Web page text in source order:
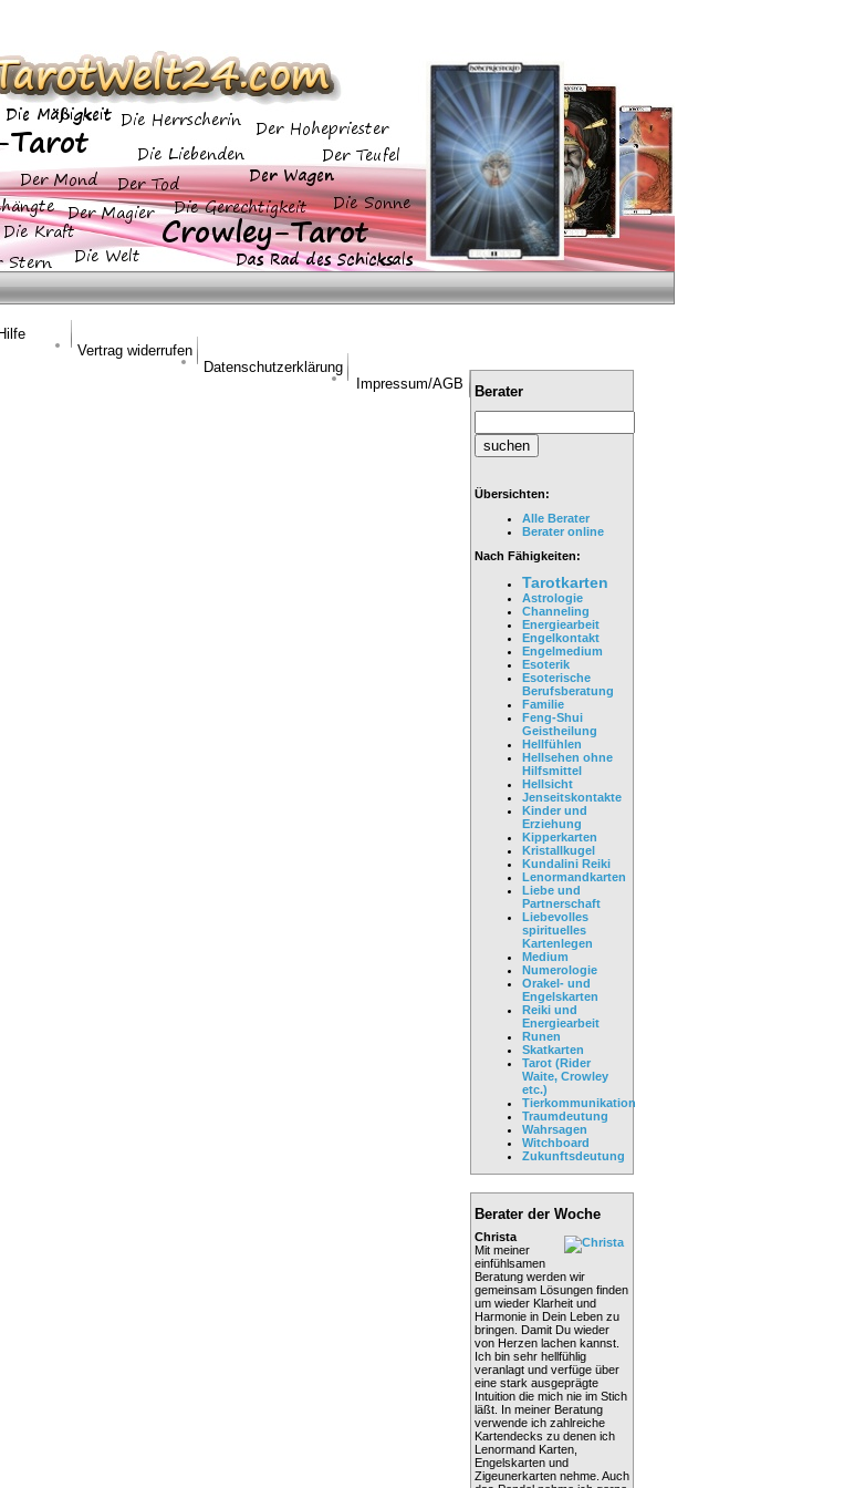
Hilfe
Vertrag widerrufen
Datenschutzerklärung
Impressum/AGB
Berater
Übersichten:
Alle Berater
Berater online
Nach Fähigkeiten:
Tarotkarten
Astrologie
Channeling
Energiearbeit
Engelkontakt
Engelmedium
Esoterik
Esoterische
Berufsberatung
Familie
Feng-Shui
Geistheilung
Hellfühlen
Hellsehen ohne
Hilfsmittel
Hellsicht
Jenseitskontakte
Kinder und
Erziehung
Kipperkarten
Kristallkugel
Kundalini Reiki
Lenormandkarten
Liebe und
Partnerschaft
Liebevolles
spirituelles
Kartenlegen
Medium
Numerologie
Orakel- und
Engelskarten
Reiki und
Energiearbeit
Runen
Skatkarten
Tarot (Rider
Waite, Crowley
etc.)
Tierkommunikation
Traumdeutung
Wahrsagen
Witchboard
Zukunftsdeutung
Berater der Woche
Christa
Mit meiner
einfühlsamen
Beratung werden wir
gemeinsam Lösungen finden
um wieder Klarheit und
Harmonie in Dein Leben zu
bringen. Damit Du wieder
von Herzen lachen kannst.
Ich bin sehr hellfühlig
veranlagt und verfüge über
eine stark ausgeprägte
Intuition die mich nie im Stich
läßt. In meiner Beratung
verwende ich zahlreiche
Kartendecks zu denen ich
Lenormand Karten,
Engelskarten und
Zigeunerkarten nehme. Auch